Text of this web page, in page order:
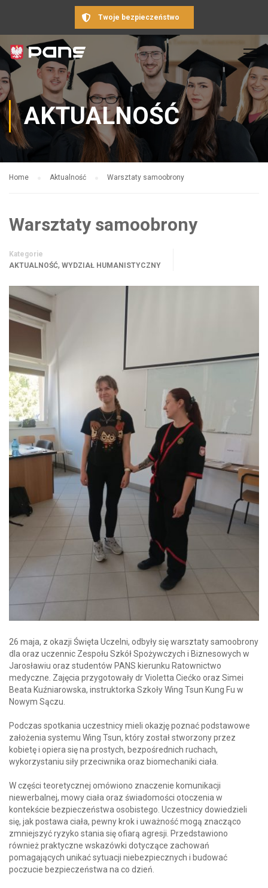
Twoje bezpieczeństwo
AKTUALNOŚĆ
Home Aktualność Warsztaty samoobrony
Warsztaty samoobrony
Kategorie
AKTUALNOŚĆ, WYDZIAŁ HUMANISTYCZNY
26 maja, z okazji Święta Uczelni, odbyły się warsztaty samoobrony
dla oraz uczennic Zespołu Szkół Spożywczych i Biznesowych w
Jarosławiu oraz studentów PANS kierunku Ratownictwo
medyczne. Zajęcia przygotowały dr Violetta Ciećko oraz Simei
Beata Kuźniarowska, instruktorka Szkoły Wing Tsun Kung Fu w
Nowym Sączu.
Podczas spotkania uczestnicy mieli okazję poznać podstawowe
założenia systemu Wing Tsun, który został stworzony przez
kobietę i opiera się na prostych, bezpośrednich ruchach,
wykorzystaniu siły przeciwnika oraz biomechaniki ciała.
W części teoretycznej omówiono znaczenie komunikacji
niewerbalnej, mowy ciała oraz świadomości otoczenia w
kontekście bezpieczeństwa osobistego. Uczestnicy dowiedzieli
się, jak postawa ciała, pewny krok i uważność mogą znacząco
zmniejszyć ryzyko stania się ofiarą agresji. Przedstawiono
również praktyczne wskazówki dotyczące zachowań
pomagających unikać sytuacji niebezpiecznych i budować
poczucie bezpieczeństwa na co dzień.